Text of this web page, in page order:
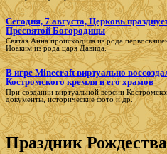
Сегодня, 7 августа, Церковь
Пресвятой Богородицы
Святая Анна происходила из рода
Иоаким из рода царя Давида.
В игре Minecraft виртуально
Костромского кремля и его храмов
При создании виртуальной версии
документы, исторические фото и др.
Праздник